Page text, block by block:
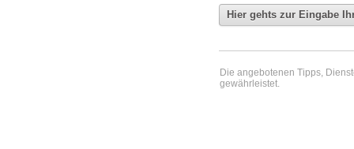
Die angebotenen Tipps,
gewährleistet.